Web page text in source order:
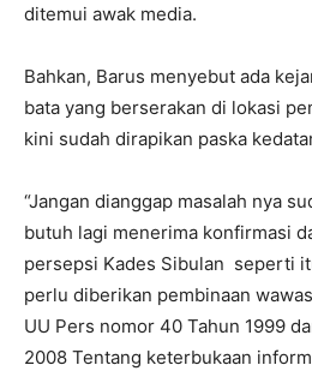
ditemui awak media.
Bahkan, Barus menyebut ada
bata yang berserakan di lokasi
kini sudah dirapikan paska
“Jangan dianggap masalah nya
butuh lagi menerima konfirmasi
persepsi Kades Sibulan seperti
perlu diberikan pembinaan
UU Pers nomor 40 Tahun 1999
2008 Tentang keterbukaan